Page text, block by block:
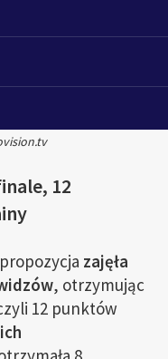
12
zajęła
, otrzymując
12 punktów